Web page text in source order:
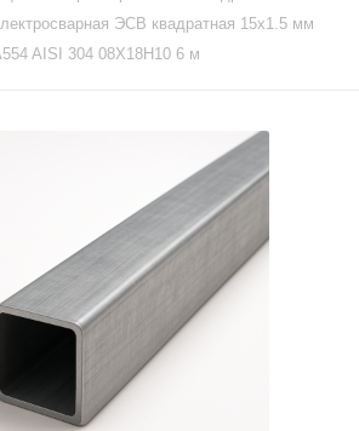
ЭСВ квадратная 15х1.5 мм
AISI 304 08Х18Н10 6 м